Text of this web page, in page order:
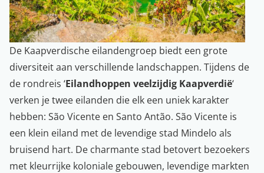
De Kaapverdische eilandengroep biedt een grote
diversiteit aan verschillende landschappen. Tijdens de
de rondreis ‘Eilandhoppen veelzijdig Kaapverdië‘
verken je twee eilanden die elk een uniek karakter
hebben: São Vicente en Santo Antão. São Vicente is
een klein eiland met de levendige stad Mindelo als
bruisend hart. De charmante stad betovert bezoekers
met kleurrijke koloniale gebouwen, levendige markten